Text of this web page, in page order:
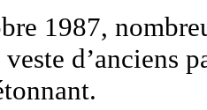
1987,
d’anciens